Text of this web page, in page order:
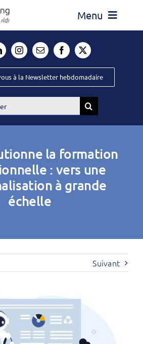
Menu
à la Newsletter hebdomadaire
la formation
: vers une
à grande
échelle
Suivant